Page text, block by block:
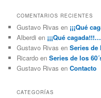
COMENTARIOS RECIENTES
Gustavo Rivas en ¡¡¡Qué
Alberdi en ¡¡¡Qué
Gustavo Rivas enSeries de
Ricardo enSeries de los
Gustavo Rivas enContacto
CATEGORÍAS